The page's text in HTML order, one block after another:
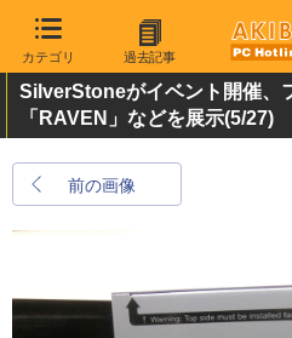
カテゴリ 過去記事
SilverStoneがイベント開催、
「RAVEN」などを展示(5/27)
前の画像